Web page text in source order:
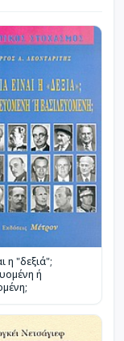
η "δεξιά";
ή